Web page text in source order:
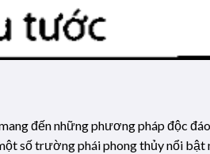
đến những phương pháp độc
số trường phái phong thủy nổi bật